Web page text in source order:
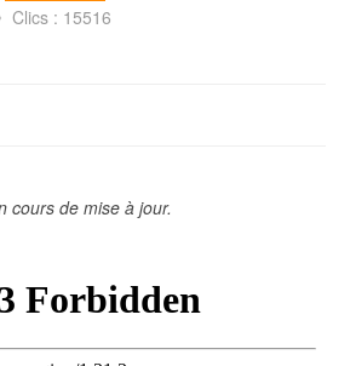
Clics : 15516
cours de mise à jour.